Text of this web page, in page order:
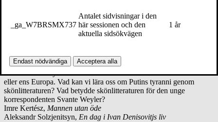
Agneta Pleijel,En vinter i Stockholm
Hilary Mantel,Skuggan av ett liv
Hemma
Andra träffen (xx september 18-19)
Vad romanerna lärt mig om världen
Världen är så mycket större än Enskede. Större också än Stockholm
eller ens Europa. Vad kan vi lära oss om Putins tyranni genom
skönlitteraturen? Vad betydde skönlitteraturen för den unge
korrespondenten Svante Weyler?
Imre Kertész, Mannen utan öde
Aleksandr Solzjenitsyn, En dag i Ivan Denisovitjs liv
_ga_W7BRSMX737
Antalet sidvisningar i den
här sessionen och den
aktuella sidsökvägen
1 år
Endast nödvändiga Acceptera alla